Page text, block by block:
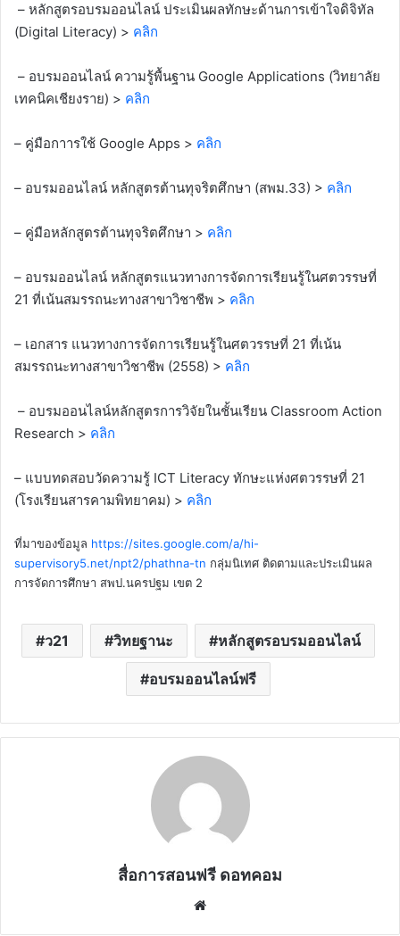
– หลักสูตรอบรมออนไลน์ ประเมินผลทักษะด้านการเข้าใจดิจิทัล
(Digital Literacy) > คลิก
– อบรมออนไลน์ ความรู้พื้นฐาน Google Applications (วิทยาลัย
เทคนิคเชียงราย) > คลิก
– คู่มือกาารใช้ Google Apps > คลิก
– อบรมออนไลน์ หลักสูตรต้านทุจริตศึกษา (สพม.33) > คลิก
– คู่มือหลักสูตรต้านทุจริตศึกษา > คลิก
– อบรมออนไลน์ หลักสูตรแนวทางการจัดการเรียนรู้ในศตวรรษที่
21 ที่เน้นสมรรถนะทางสาขาวิชาชีพ > คลิก
– เอกสาร แนวทางการจัดการเรียนรู้ในศตวรรษที่ 21 ที่เน้น
สมรรถนะทางสาขาวิชาชีพ (2558) > คลิก
– อบรมออนไลน์หลักสูตรการวิจัยในชั้นเรียน Classroom Action
Research > คลิก
– แบบทดสอบวัดความรู้ ICT Literacy ทักษะแห่งศตวรรษที่ 21
(โรงเรียนสารคามพิทยาคม) > คลิก
ที่มาของข้อมูล https://sites.google.com/a/hi-
supervisory5.net/npt2/phathna-tn กลุ่มนิเทศ ติดตามและประเมินผล
การจัดการศึกษา สพป.นครปฐม เขต 2
ว21 วิทยฐานะ หลักสูตรอบรมออนไลน์
อบรมออนไลน์ฟรี
สื่อการสอนฟรี ดอทคอม